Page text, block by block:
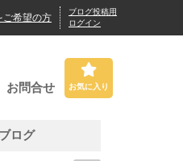
ご希望の方
ブログ投稿用
ログイン
お問合せ お気に入り
ログ